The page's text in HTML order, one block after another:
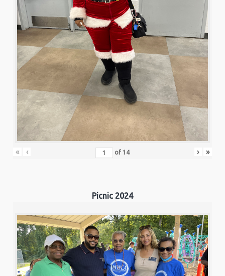
« ‹ of 14 › »
Picnic 2024